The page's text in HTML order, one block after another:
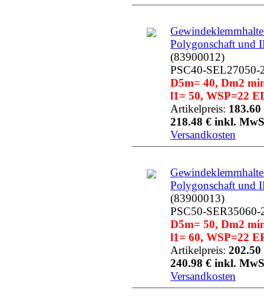
Polygonschaft und
(83900012)
PSC40-SEL27050-
D5m= 40, Dm2
l1= 50, WSP=22
Artikelpreis:
218.48 € inkl.
Versandkosten
Polygonschaft und
(83900013)
PSC50-SER35060-
D5m= 50, Dm2
l1= 60, WSP=22
Artikelpreis:
240.98 € inkl.
Versandkosten